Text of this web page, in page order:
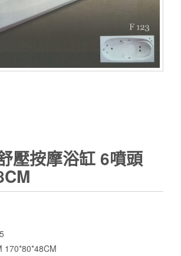
壓按摩浴缸 6噴頭
170*80*48CM